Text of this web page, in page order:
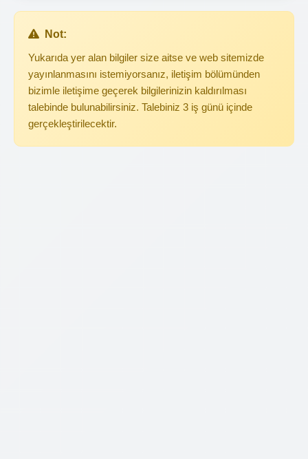
Not:
Yukarıda yer alan bilgiler size aitse ve web sitemizde
yayınlanmasını istemiyorsanız, iletişim bölümünden
bizimle iletişime geçerek bilgilerinizin kaldırılması
talebinde bulunabilirsiniz. Talebiniz 3 iş günü içinde
gerçekleştirilecektir.